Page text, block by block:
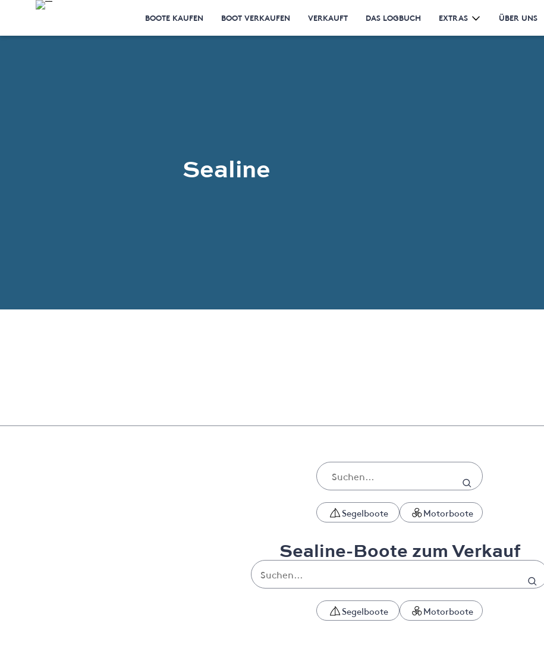
BOOTE KAUFEN BOOT VERKAUFEN VERKAUFT DAS LOGBUCH EXTRAS ÜBER UNS
Sealine
Segelboote Motorboote
Sealine-Boote zum Verkauf
Segelboote Motorboote